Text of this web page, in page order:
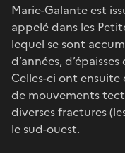
Marie-Galante est
appelé dans les
lequel se sont
d’années,
Celles-ci ont
de mouvements
diverses fractures
le sud-ouest.